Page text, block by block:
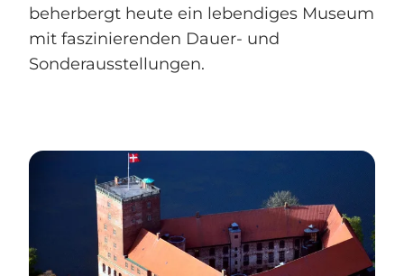
beherbergt heute ein lebendiges Museum
mit faszinierenden Dauer- und
Sonderausstellungen.